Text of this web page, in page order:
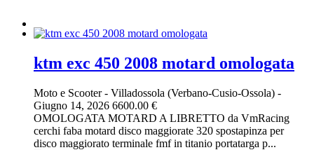
ktm exc 450 2008 motard omologata
Moto e Scooter- Villadossola (Verbano-Cusio-Ossola) -
Giugno 14, 2026 6600.00 €
OMOLOGATA MOTARD A LIBRETTO da VmRacing
cerchi faba motard disco maggiorate 320 spostapinza per
disco maggiorato terminale fmf in titanio portatarga p...